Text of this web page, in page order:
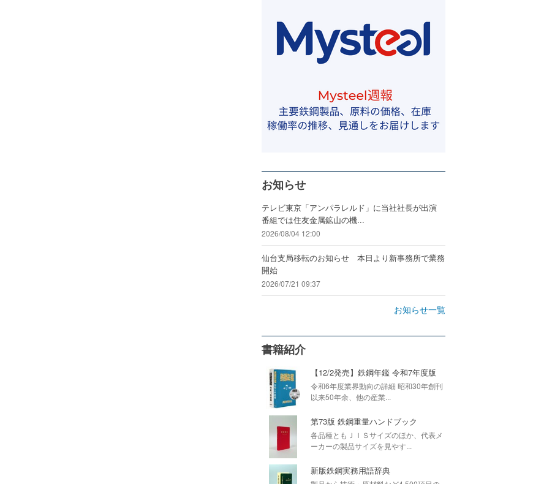
お知らせ
テレビ東京「アンパラレルド」に当社社長が出演
番組では住友金属鉱山の機...
2026/08/04 12:00
仙台支局移転のお知らせ 本日より新事務所で業務
開始
2026/07/21 09:37
お知らせ一覧
書籍紹介
【12/2発売】鉄鋼年鑑 令和7年度版
令和6年度業界動向の詳細 昭和30年創刊
以来50年余、他の産業...
第73版 鉄鋼重量ハンドブック
各品種ともＪＩＳサイズのほか、代表メ
ーカーの製品サイズを見やす...
新版鉄鋼実務用語辞典